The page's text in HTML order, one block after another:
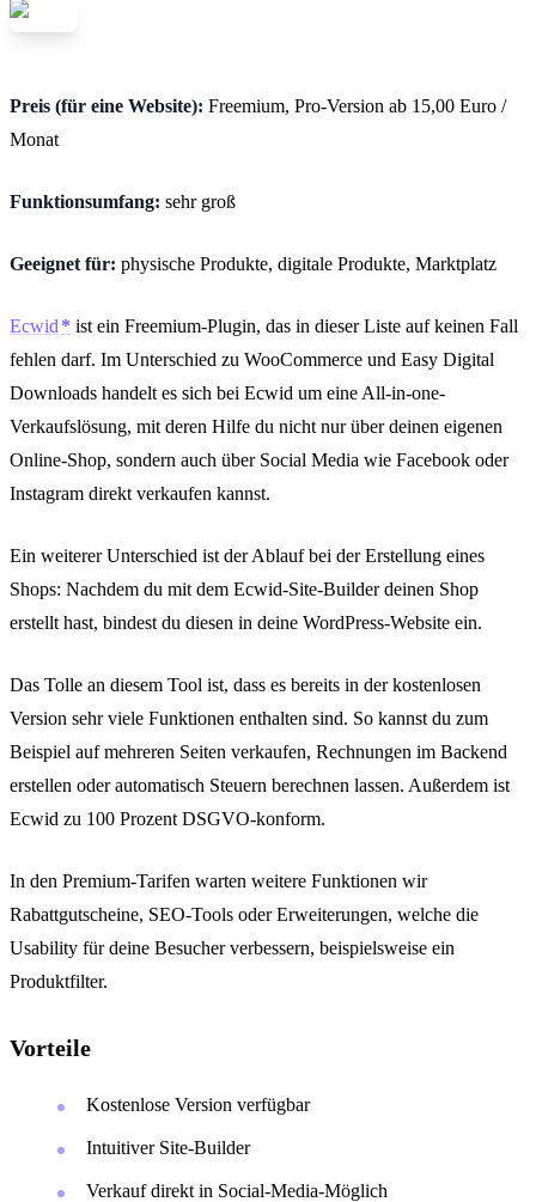
Preis (für eine Website): Freemium, Pro-Version ab 15,00 Euro /
Monat
Funktionsumfang: sehr groß
Geeignet für: physische Produkte, digitale Produkte, Marktplatz
Ecwid
ist ein Freemium-Plugin, das in dieser Liste auf keinen Fall
fehlen darf. Im Unterschied zu WooCommerce und Easy Digital
Downloads handelt es sich bei Ecwid um eine All-in-one-
Verkaufslösung, mit deren Hilfe du nicht nur über deinen eigenen
Online-Shop, sondern auch über Social Media wie Facebook oder
Instagram direkt verkaufen kannst.
Ein weiterer Unterschied ist der Ablauf bei der Erstellung eines
Shops: Nachdem du mit dem Ecwid-Site-Builder deinen Shop
erstellt hast, bindest du diesen in deine WordPress-Website ein.
Das Tolle an diesem Tool ist, dass es bereits in der kostenlosen
Version sehr viele Funktionen enthalten sind. So kannst du zum
Beispiel auf mehreren Seiten verkaufen, Rechnungen im Backend
erstellen oder automatisch Steuern berechnen lassen. Außerdem ist
Ecwid zu 100 Prozent DSGVO-konform.
In den Premium-Tarifen warten weitere Funktionen wir
Rabattgutscheine, SEO-Tools oder Erweiterungen, welche die
Usability für deine Besucher verbessern, beispielsweise ein
Produktfilter.
Vorteile
Kostenlose Version verfügbar
Intuitiver Site-Builder
Verkauf direkt in Social-Media-Möglich